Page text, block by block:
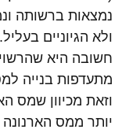
נמצאות ברשותה
ולא הגיוניים
חשובה היא
מתעדפות בנייה
וזאת מכיוון שמס
יותר ממס